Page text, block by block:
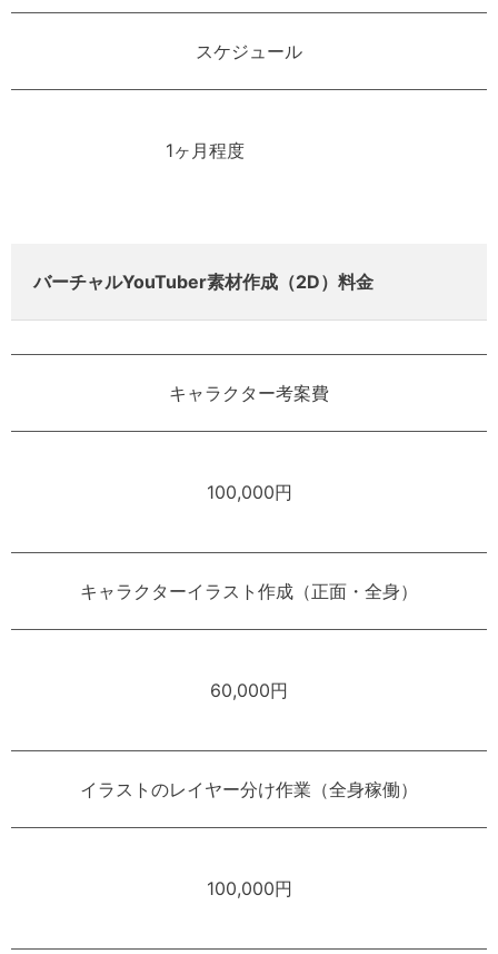
スケジュール
1ヶ月程度
バーチャルYouTuber素材作成（2D）料金
キャラクター考案費
100,000円
キャラクターイラスト作成（正面・全身）
60,000円
イラストのレイヤー分け作業（全身稼働）
100,000円